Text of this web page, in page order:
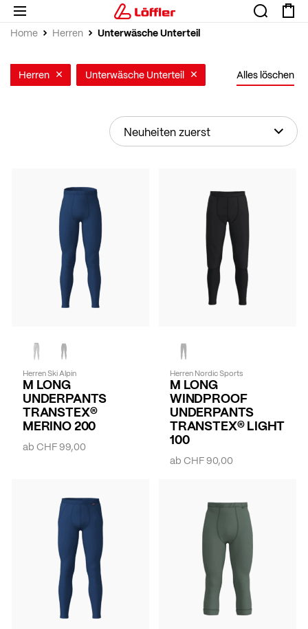
Home Herren Unterwäsche Unterteil
Herren Ski Alpin
M LONG
UNDERPANTS
TRANSTEX®
MERINO 200
abCHF 99,00
Herren Nordic Sports
M LONG
WINDPROOF
UNDERPANTS
TRANSTEX® LIGHT
100
abCHF 90,00
Herren Unterwäsche Unterteil Alles löschen